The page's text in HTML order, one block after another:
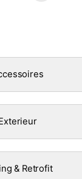
& Retrofit